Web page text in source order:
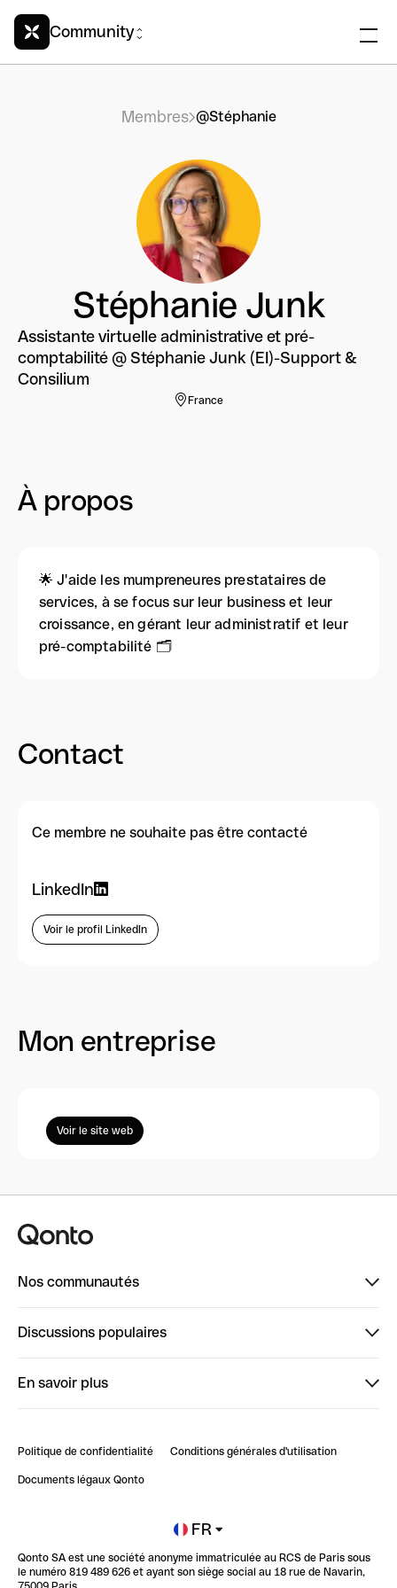
Community
Membres @Stéphanie
Stéphanie Junk
Assistante virtuelle administrative et pré-
comptabilité @ Stéphanie Junk (EI)-Support &
Consilium
France
À propos
🌟 J'aide les mumpreneures prestataires de
services, à se focus sur leur business et leur
croissance, en gérant leur administratif et leur
pré-comptabilité 🗂️
Contact
Ce membre ne souhaite pas être contacté
LinkedIn
Voir le profil LinkedIn
Mon entreprise
Voir le site web
Nos communautés
ClubQonto
Discussions populaires
Impact de l'IA sur les carrières/productivité
En savoir plus
Blog
Newsroom
Glossaire finance
Politique de confidentialité Conditions générales d'utilisation
Documents légaux Qonto
FR
Qonto SA est une société anonyme immatriculée au RCS de Paris sous
le numéro 819 489 626 et ayant son siège social au 18 rue de Navarin,